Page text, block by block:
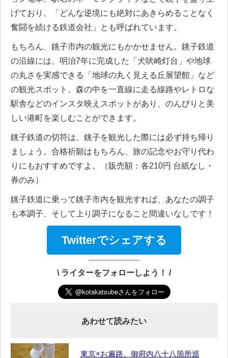
げており、「どんな逆境にも絶対にあきらめることなく
奮闘を続ける鉄道会社」とも呼ばれています。
もちろん、銚子市内の観光にもかかせません。銚子鉄道
の沿線には、明治7年に完成した「犬吠崎灯台」や地球
の丸さを実感できる「地球の丸く見える丘展望館」など
の観光スポット、森の中を一直線に走る線路やレトロな
駅舎などのインスタ映えスポットがあり、のんびりと美
しい港町を楽しむことができます。
銚子鉄道の切符は、銚子を観光した際には必ず持ち帰り
ましょう。合格祈願はもちろん、旅の記念やお守り代わ
りにもおすすめですよ。（販売額：各210円 台紙なし・
券のみ）
銚子鉄道に乗って銚子市内を観光すれば、あなたの調子
も本調子、そして上り調子になること間違いなしです！
Twitterでシェアする
\ ライターをフォローしよう！ /
あわせて読みたい
東京×お遍路。御府内八十八箇所巡